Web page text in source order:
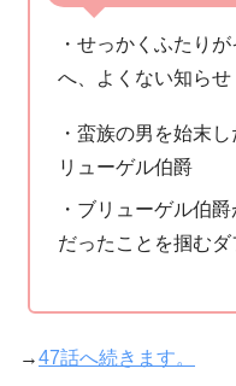
・せっかくふたり
へ、よくない知らせ
・蛮族の男を始末
リューゲル伯爵
・ブリューゲル伯
だったことを掴むダ
→47話へ続きます。